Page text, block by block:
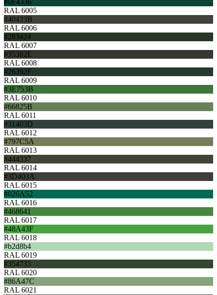
RAL 6005
#40433B
RAL 6006
#283424
RAL 6007
#35382E
RAL 6008
#26392F
RAL 6009
#3E753B
RAL 6010
#66825B
RAL 6011
#31403D
RAL 6012
#797C5A
RAL 6013
#444337
RAL 6014
#3D403A
RAL 6015
#026A52
RAL 6016
#468641
RAL 6017
#48A43F
RAL 6018
#b2d8b4
RAL 6019
#354733
RAL 6020
#86A47C
RAL 6021